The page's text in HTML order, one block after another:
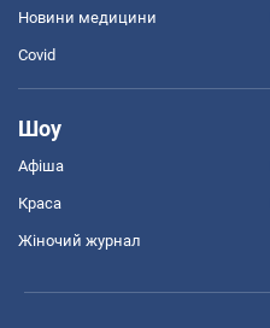
Новини медицини
Covid
Шоу
Афіша
Краса
Жіночий журнал